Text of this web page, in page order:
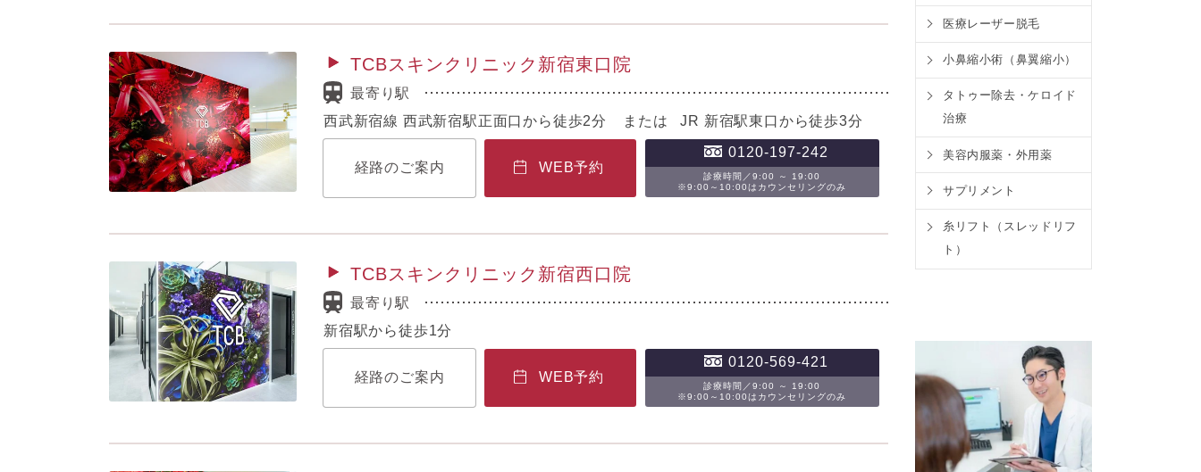
TCBスキンクリニック新宿東口院
最寄り駅
西武新宿線 西武新宿駅正面口から徒歩2分 または JR 新宿駅東口から徒歩3分
経路のご案内 WEB予約
0120-197-242
診療時間／9:00 ～ 19:00
※9:00～10:00はカウンセリングのみ
TCBスキンクリニック新宿西口院
最寄り駅
新宿駅から徒歩1分
経路のご案内 WEB予約
0120-569-421
診療時間／9:00 ～ 19:00
※9:00～10:00はカウンセリングのみ
医療レーザー脱毛
小鼻縮小術（鼻翼縮小）
タトゥー除去・ケロイド
治療
美容内服薬・外用薬
サプリメント
糸リフト（スレッドリフ
ト）